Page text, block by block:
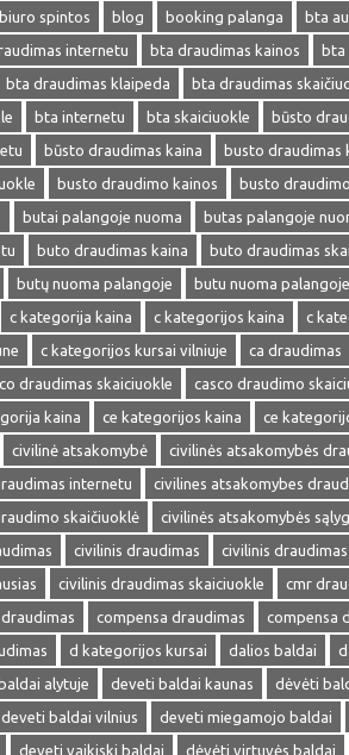
biuro spintos blog booking palanga
bta
internetu bta draudimas kainos
bta
bta draudimas klaipeda bta draudimas
bta internetu bta skaiciuokle
būsto
būsto draudimas kaina
busto draudimas
busto draudimo kainos
busto
butai palangoje nuoma butas palangoje
buto draudimas kaina buto draudimas
butų nuoma palangoje butu nuoma
c kategorija kaina c kategorijos kaina
c
c kategorijos kursai vilniuje ca draudimas
draudimas skaiciuokle casco draudimo
kaina ce kategorijos kaina ce
civilinė atsakomybė
civilinės atsakomybės
internetu
civilines atsakomybes
skaičiuoklė
civilinės atsakomybės
civilinis draudimas
civilinis
civilinis draudimas skaiciuokle
cmr
compensa draudimas
compensa
d kategorijos kursai dalios baldai
alytuje deveti baldai kaunas dėvėti
deveti baldai vilnius deveti miegamojo baldai
deveti vaikiski baldai dėvėti virtuvės baldai